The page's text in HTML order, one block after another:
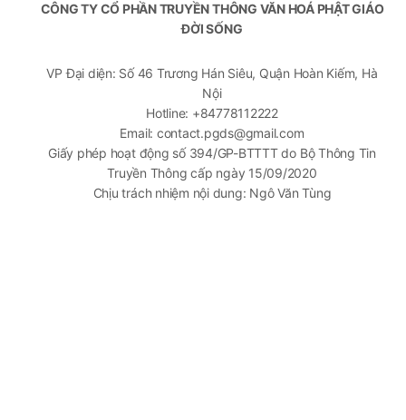
CÔNG TY CỔ PHẦN TRUYỀN THÔNG VĂN HOÁ PHẬT GIÁO
ĐỜI SỐNG
VP Đại diện: Số 46 Trương Hán Siêu, Quận Hoàn Kiếm, Hà
Nội
Hotline: +84778112222
Email: contact.pgds@gmail.com
Giấy phép hoạt động số 394/GP-BTTTT do Bộ Thông Tin
Truyền Thông cấp ngày 15/09/2020
Chịu trách nhiệm nội dung: Ngô Văn Tùng